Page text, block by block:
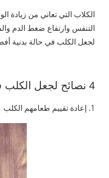
الكلاب التي تعاني من
التنفس وارتفاع ضغط الدم
لجعل الكلب في حالة بدنية
4 نصائح لجعل الكلب في حالة بدنية أفضل
1. إعادة تقييم طعامهم الكلب